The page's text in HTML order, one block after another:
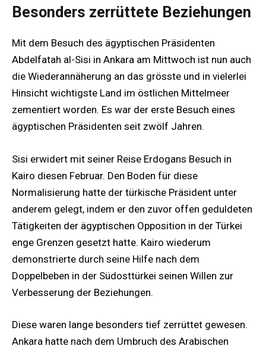
Besonders zerrüttete Beziehungen
Mit dem Besuch des ägyptischen Präsidenten
Abdelfatah al-Sisi in Ankara am Mittwoch ist nun auch
die Wiederannäherung an das grösste und in vielerlei
Hinsicht wichtigste Land im östlichen Mittelmeer
zementiert worden. Es war der erste Besuch eines
ägyptischen Präsidenten seit zwölf Jahren.
Sisi erwidert mit seiner Reise Erdogans Besuch in
Kairo diesen Februar. Den Boden für diese
Normalisierung hatte der türkische Präsident unter
anderem gelegt, indem er den zuvor offen geduldeten
Tätigkeiten der ägyptischen Opposition in der Türkei
enge Grenzen gesetzt hatte. Kairo wiederum
demonstrierte durch seine Hilfe nach dem
Doppelbeben in der Südosttürkei seinen Willen zur
Verbesserung der Beziehungen.
Diese waren lange besonders tief zerrüttet gewesen.
Ankara hatte nach dem Umbruch des Arabischen